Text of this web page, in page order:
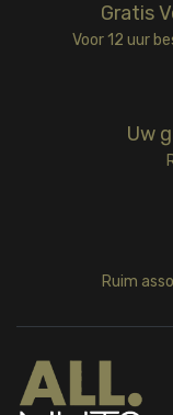
Gratis
Voor 12 uur
Uw
Ruim